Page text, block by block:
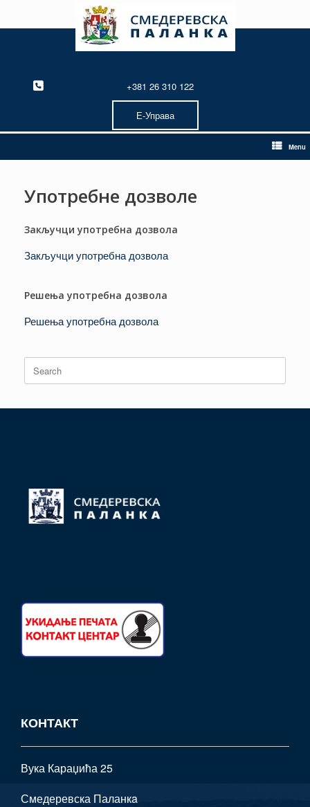
content
+381 26 310 122
Е-Управа
Menu
Употребне дозволе
Закључци употребна дозвола
Закључци употребна дозвола
Решења употребна дозвола
Решења употребна дозвола
Search
for:
КОНТАКТ
Вука Караџића 25
Смедеревска Паланкa